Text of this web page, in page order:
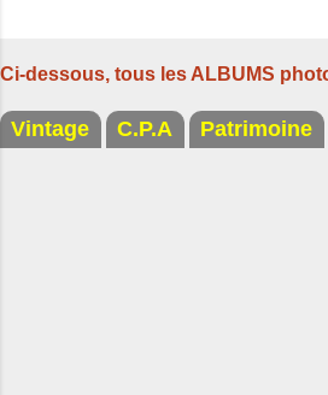
Ci-dessous, tous les ALBUMS
Vintage C.P.A Patrimoine